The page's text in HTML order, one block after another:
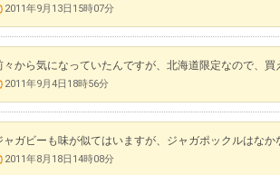
2011年9月13日15時07分
々から気になっていたんですが、北海道限定なので、
2011年9月4日18時56分
ャガビーも味が似てはいますが、ジャガポックルはな
2011年8月18日14時08分